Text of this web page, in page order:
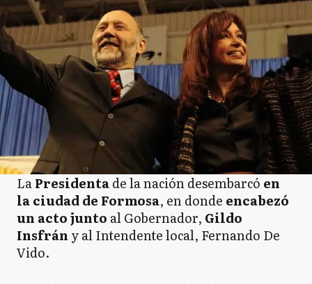
LaPresidentade la nación desembarcó en
la ciudad de Formosa, en donde encabezó
un acto junto al Gobernador, Gildo
Insfrán y al Intendente local, Fernando De
Vido.